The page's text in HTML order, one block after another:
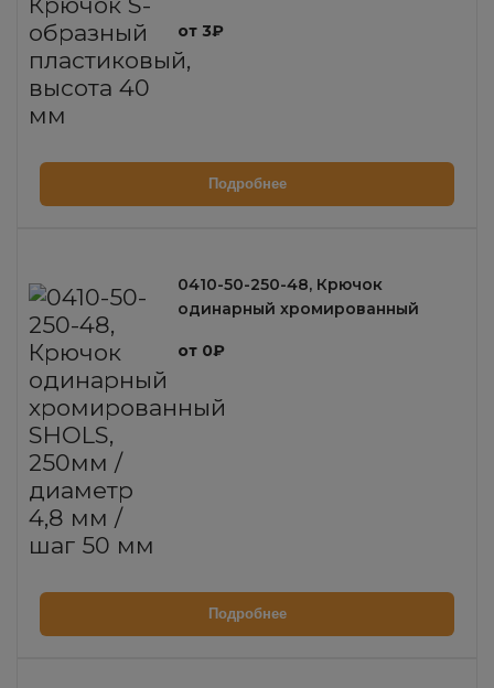
от 3₽
Подробнее
0410-50-250-48, Крючок
одинарный хромированный
шаг 50 мм
от 0₽
Подробнее